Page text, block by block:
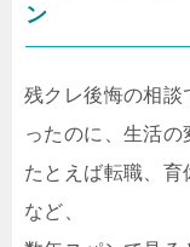
ン
残クレ後悔の相談
ったのに、生活の
たとえば転職、育
など、